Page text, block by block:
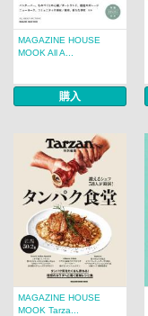
MAGAZINE HOUSE
MOOK All A...
購入
MAGAZINE HOUSE
MOOK Tarza...